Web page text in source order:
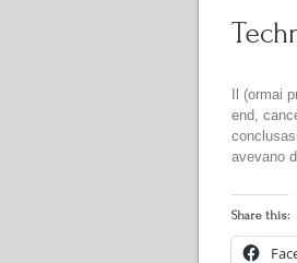
Il (ormai
end,
avevano
Share this: